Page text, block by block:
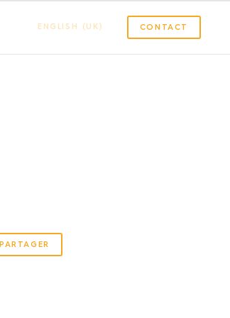
ENGLISH (UK) CONTACT
PARTAGER